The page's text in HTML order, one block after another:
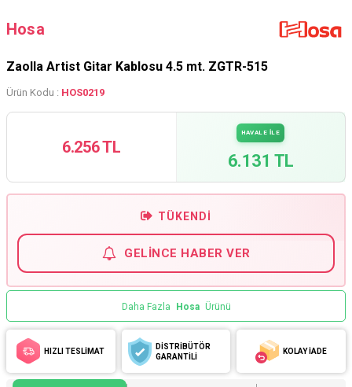
Hosa
Zaolla Artist Gitar Kablosu 4.5 mt. ZGTR-515
Ürün Kodu : HOS0219
6.256 TL
HAVALE İLE
6.131 TL
TÜKENDI
GELINCE HABER VER
Daha Fazla Hosa Ürünü
HIZLI TESLİMAT
DİSTRİBÜTÖR
GARANTİLİ
KOLAY İADE